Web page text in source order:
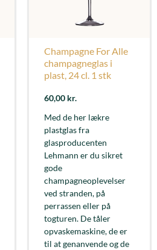
Champagne For Alle
champagneglas i
plast, 24 cl. 1 stk
60,00 kr.
Med de her lækre
plastglas fra
glasproducenten
Lehmann er du sikret
gode
champagneoplevelser
ved stranden, på
perrassen eller på
togturen. De tåler
opvaskemaskine, de er
til at genanvende og de